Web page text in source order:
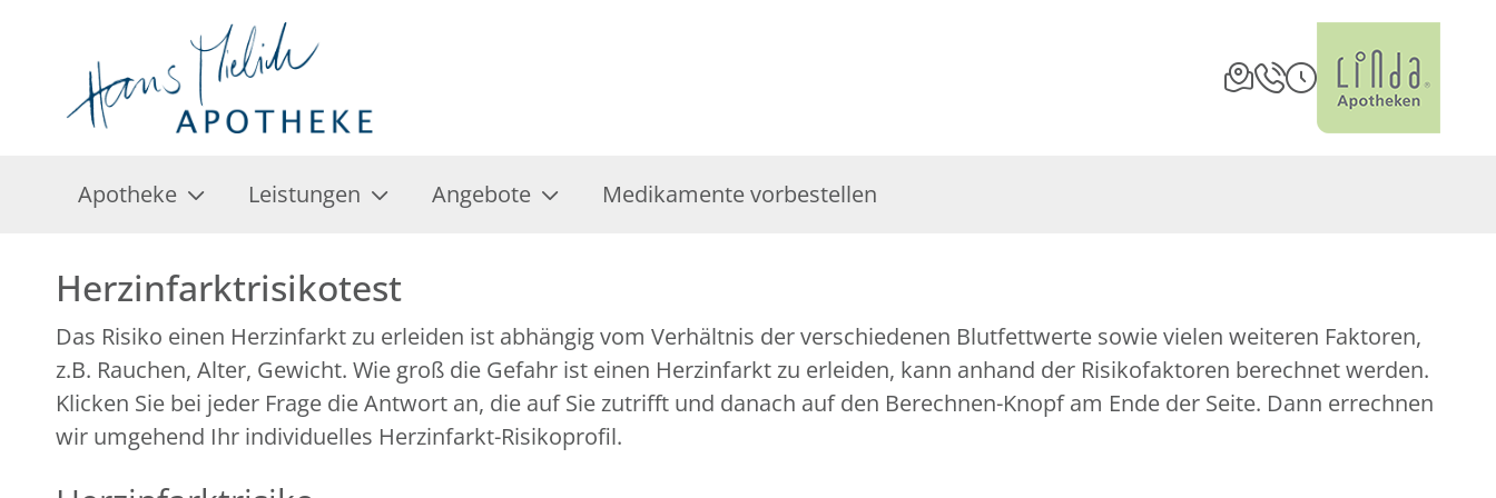
Apotheke Leistungen Angebote Medikamente vorbestellen
Herzinfarktrisikotest
Das Risiko einen Herzinfarkt zu erleiden ist abhängig vom Verhältnis der verschiedenen Blutfettwerte sowie vielen weiteren Faktoren,
z.B. Rauchen, Alter, Gewicht. Wie groß die Gefahr ist einen Herzinfarkt zu erleiden, kann anhand der Risikofaktoren berechnet werden.
Klicken Sie bei jeder Frage die Antwort an, die auf Sie zutrifft und danach auf den Berechnen-Knopf am Ende der Seite. Dann errechnen
wir umgehend Ihr individuelles Herzinfarkt-Risikoprofil.